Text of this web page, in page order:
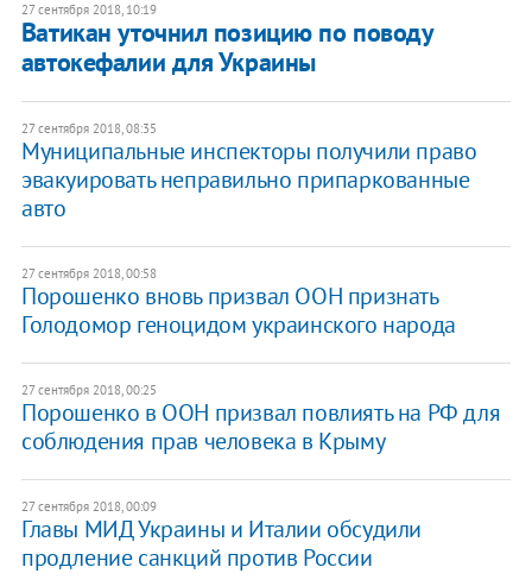
27 сентября 2018, 10:19
Ватикан уточнил позицию по поводу
автокефалии для Украины
27 сентября 2018, 08:35
Муниципальные инспекторы получили право
эвакуировать неправильно припаркованные
авто
27 сентября 2018, 00:58
Порошенко вновь призвал ООН признать
Голодомор геноцидом украинского народа
27 сентября 2018, 00:25
Порошенко в ООН призвал повлиять на РФ для
соблюдения прав человека в Крыму
27 сентября 2018, 00:09
Главы МИД Украины и Италии обсудили
продление санкций против России